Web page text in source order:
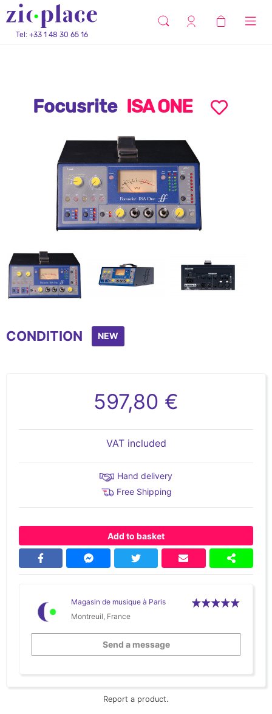
Tel: +33 1 48 30 65 16
Focusrite ISA ONE
of
CONDITION NEW
597,80 €
VAT included
Hand delivery
Free Shipping
Add to basket
Magasin de musique à Paris
Montreuil, France
Send a message
Report a product.